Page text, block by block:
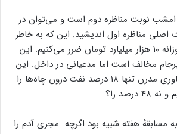
امشب نوبت مناظره دوم است و می‌توان در
مناظره اول اندیشید. این که به خاطر
برجام و اف‌ای‌تی ‌اف روزانه ۱۰ هزار میلیارد تومان ضرر می‌کنیم. این
مخالف است اما مدعیانی در داخل. این
را؟‌